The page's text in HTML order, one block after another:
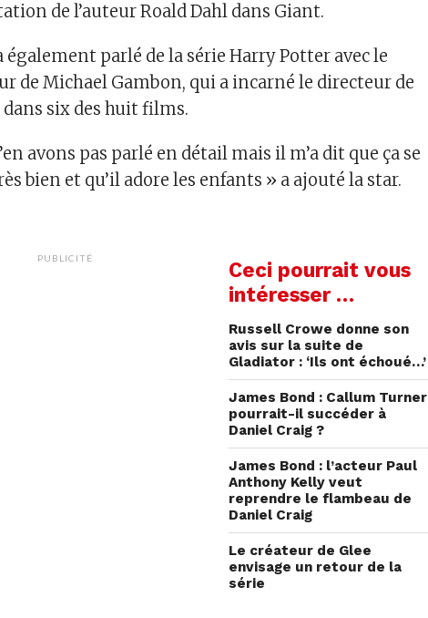
de l’auteur Roald Dahl dans Giant.
également parlé de la série Harry Potter avec le
de Michael Gambon, qui a incarné le directeur de
dans six des huit films.
avons pas parlé en détail mais il m’a dit que ça se
bien et qu’il adore les enfants » a ajouté la star.
PUBLICITÉ
Ceci pourrait vous
intéresser …
Russell Crowe donne son
avis sur la suite de
Gladiator : ‘Ils ont échoué…’
James Bond : Callum Turner
pourrait-il succéder à
Daniel Craig ?
James Bond : l’acteur Paul
Anthony Kelly veut
reprendre le flambeau de
Daniel Craig
Le créateur de Glee
envisage un retour de la
série